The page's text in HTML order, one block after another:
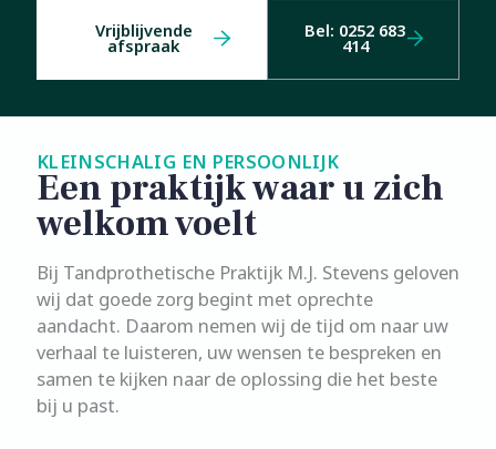
Vrijblijvende
afspraak
Bel: 0252 683
414
KLEINSCHALIG EN PERSOONLIJK
Een praktijk waar u zich
welkom voelt
Bij Tandprothetische Praktijk M.J. Stevens geloven
wij dat goede zorg begint met oprechte
aandacht. Daarom nemen wij de tijd om naar uw
verhaal te luisteren, uw wensen te bespreken en
samen te kijken naar de oplossing die het beste
bij u past.